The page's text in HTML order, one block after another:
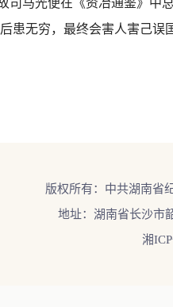
司马光便在《资冶通鉴》中
患无穷，最终会害人害己
版权所有：中共湖南省
地址：湖南省长沙市
湘